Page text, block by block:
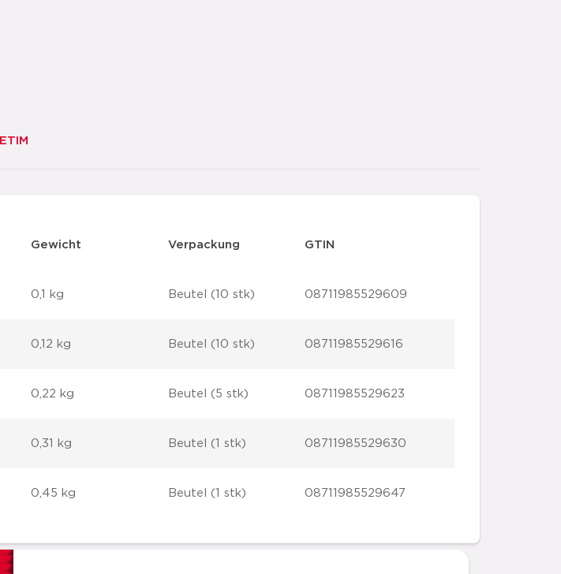
ETIM
Gewicht Verpackung GTIN
0,1 kg Beutel (10 stk) 08711985529609
0,12 kg Beutel (10 stk) 08711985529616
0,22 kg Beutel (5 stk) 08711985529623
0,31 kg Beutel (1 stk) 08711985529630
0,45 kg Beutel (1 stk) 08711985529647